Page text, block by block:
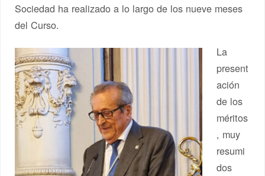
Sociedad ha realizado a lo largo de los nueve meses
del Curso.
La
present
ación
de los
méritos
, muy
resumi
dos